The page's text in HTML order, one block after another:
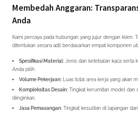
Membedah Anggaran:
Anda
Kami percaya pada hubungan yang jujur dengan klien.
ditentukan secara adil berdasarkan empat komponen
Spesifikasi Material: Jenis dan ketebalan kaca serta
Anda pilih.
Volume Pekerjaan: Luas total area kerja yang akan
Kompleksitas Desain: Tingkat kerumitan model dan
diinginkan.
Jasa Pemasangan: Tingkat kesulitan di lapangan